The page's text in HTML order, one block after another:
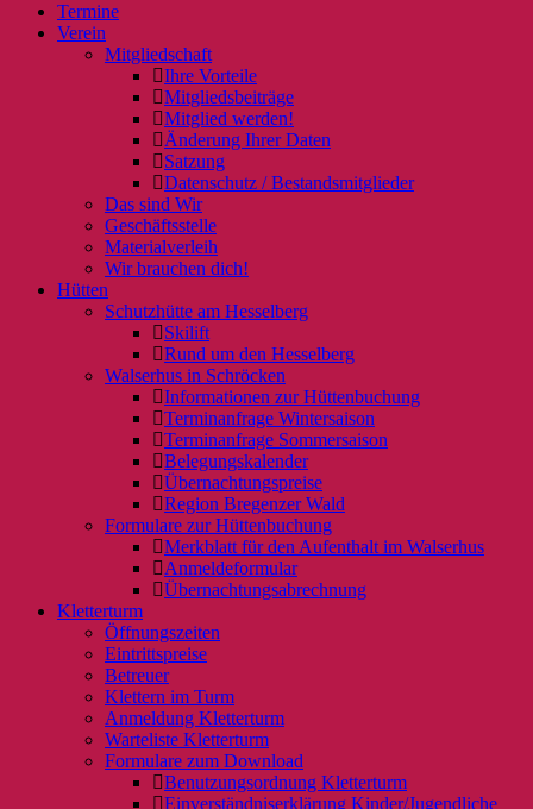
Termine
Verein
Mitgliedschaft
Ihre Vorteile
Mitgliedsbeiträge
Mitglied werden!
Änderung Ihrer Daten
Satzung
Datenschutz / Bestandsmitglieder
Das sind Wir
Geschäftsstelle
Materialverleih
Wir brauchen dich!
Hütten
Schutzhütte am Hesselberg
Skilift
Rund um den Hesselberg
Walserhus in Schröcken
Informationen zur Hüttenbuchung
Terminanfrage Wintersaison
Terminanfrage Sommersaison
Belegungskalender
Übernachtungspreise
Region Bregenzer Wald
Formulare zur Hüttenbuchung
Merkblatt für den Aufenthalt im Walserhus
Anmeldeformular
Übernachtungsabrechnung
Kletterturm
Öffnungszeiten
Eintrittspreise
Betreuer
Klettern im Turm
Anmeldung Kletterturm
Warteliste Kletterturm
Formulare zum Download
Benutzungsordnung Kletterturm
Einverständniserklärung Kinder/Jugendliche